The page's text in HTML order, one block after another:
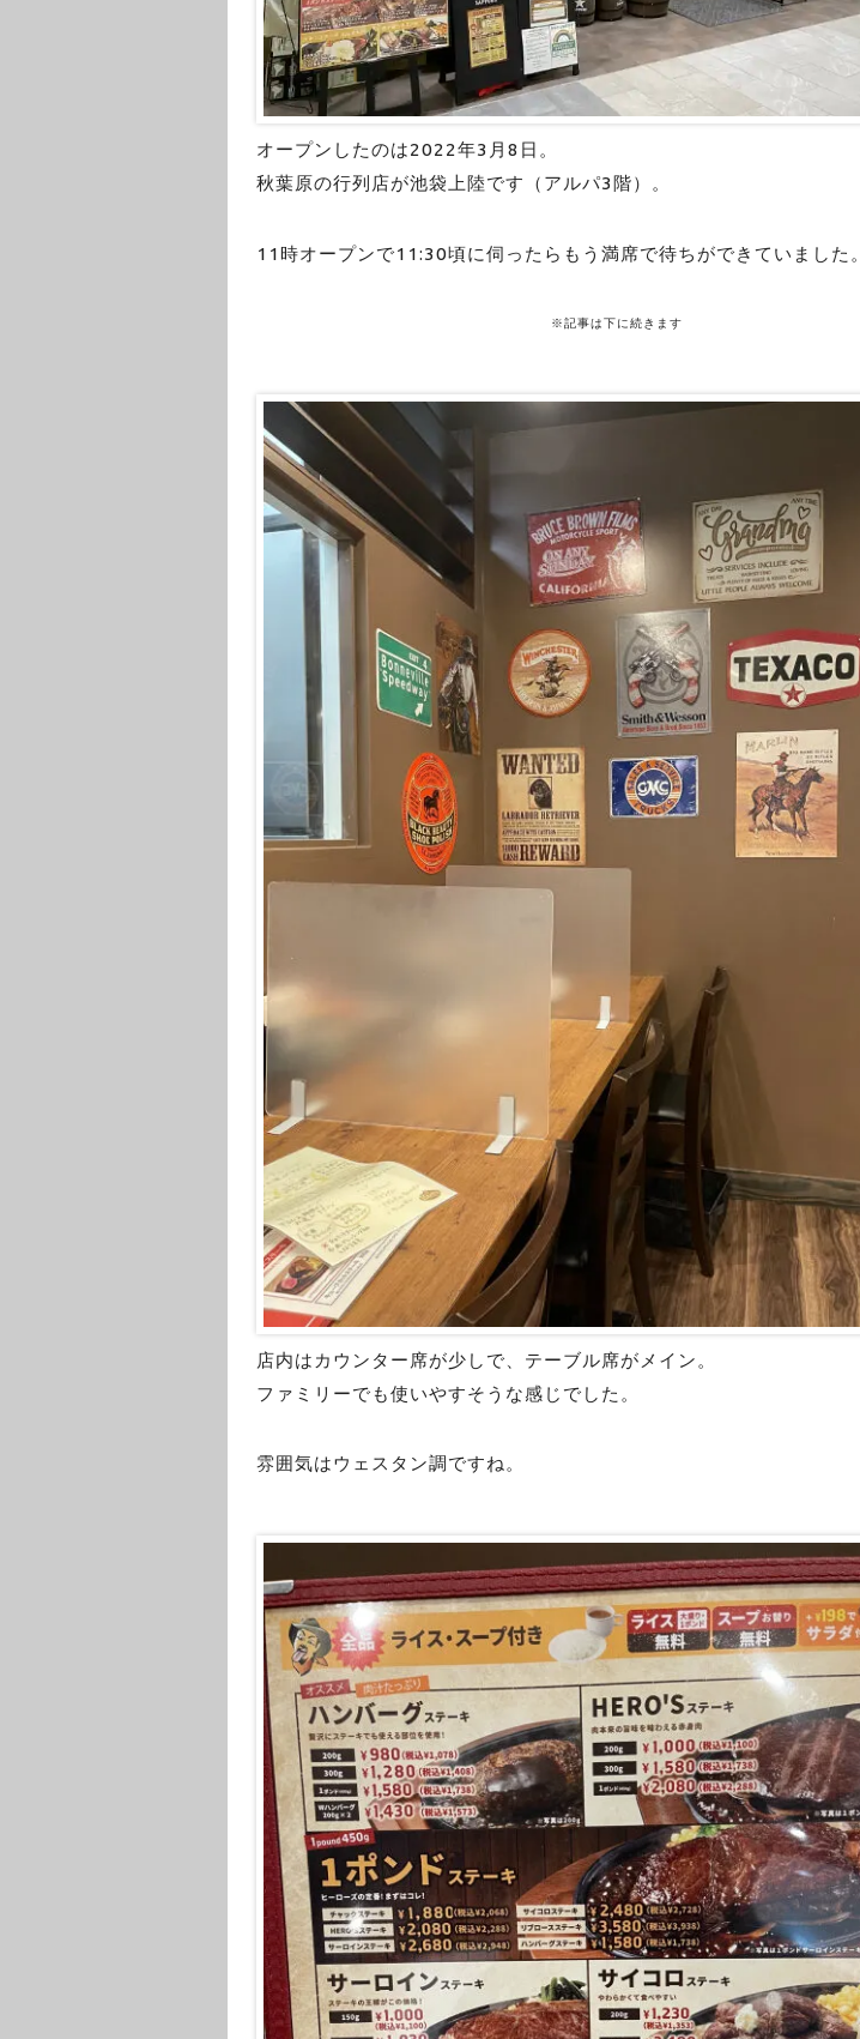
オープンしたのは2022年3月8日。
秋葉原の行列店が池袋上陸です（アルパ3階）。
11時オープンで11:30頃に伺ったらもう満席で待ちができていました。
※記事は下に続きます
店内はカウンター席が少しで、テーブル席がメイン。
ファミリーでも使いやすそうな感じでした。
雰囲気はウェスタン調ですね。